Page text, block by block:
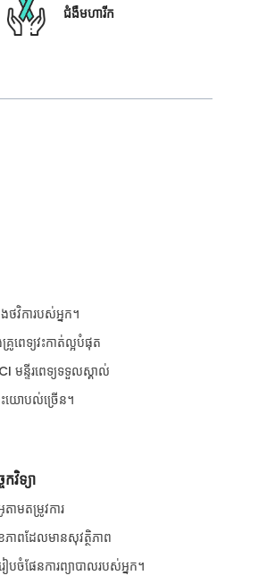
ជំងឺមហារីក
ងថវិការបស់អ្នក។
រូពេទ្យវះកាត់ល្អបំផុត
មន្ទីរពេទ្យទទួលស្គាល់
យោបល់ច្រើន។
វិទ្យា
តាមតម្រូវការ
ពដែលមានសុវត្ថិភាព
បចំផែនការព្យាបាលរបស់អ្នក។